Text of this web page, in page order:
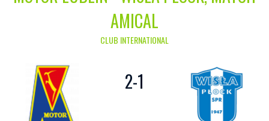
AMICAL
CLUB INTERNATIONAL
2-1